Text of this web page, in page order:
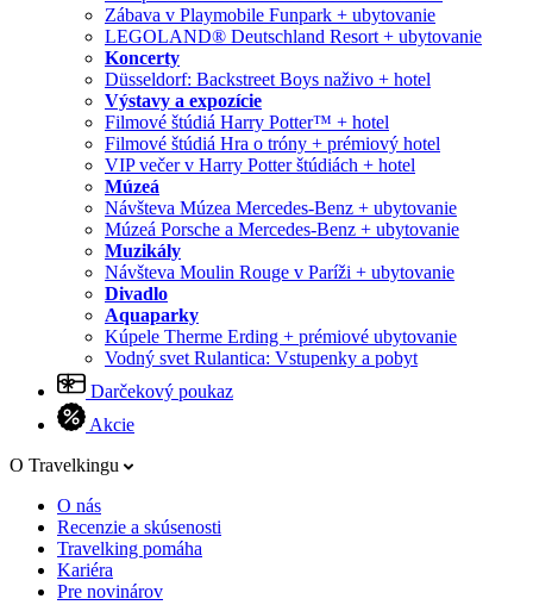
Zábava v Playmobile Funpark + ubytovanie
LEGOLAND® Deutschland Resort + ubytovanie
Koncerty
Düsseldorf: Backstreet Boys naživo + hotel
Výstavy a expozície
Filmové štúdiá Harry Potter™ + hotel
Filmové štúdiá Hra o tróny + prémiový hotel
VIP večer v Harry Potter štúdiách + hotel
Múzeá
Návšteva Múzea Mercedes-Benz + ubytovanie
Múzeá Porsche a Mercedes-Benz + ubytovanie
Muzikály
Návšteva Moulin Rouge v Paríži + ubytovanie
Divadlo
Aquaparky
Kúpele Therme Erding + prémiové ubytovanie
Vodný svet Rulantica: Vstupenky a pobyt
Darčekový poukaz
Akcie
O Travelkingu
O nás
Recenzie a skúsenosti
Travelking pomáha
Kariéra
Pre novinárov